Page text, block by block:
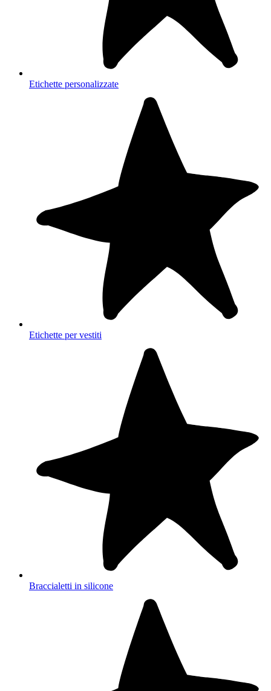
Etichette personalizzate
Etichette per vestiti
Braccialetti in silicone